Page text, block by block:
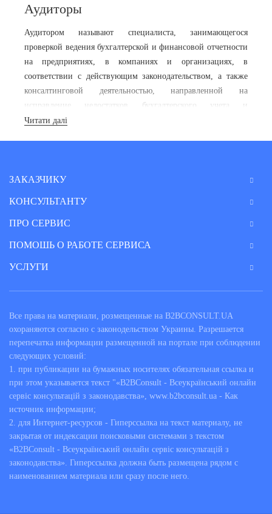
Аудиторы
Аудитором называют специалиста, занимающегося
проверкой ведения бухгалтерской и финансовой отчетности
на предприятиях, в компаниях и организациях, в
соответствии с действующим законодательством, а также
консалтинговой деятельностью, направленной на
исправление недостатков бухгалтерского учета и
оптимизацию расходов субъектов хозяйствования. Это –
финансовую деятельность предприятия.
услуг вы можете получить сегодня онлайн, на интернет-
сервисе консультаций по законодательству.
Услуги аудиторана сервисе B2B
Consult
специалистов на место для проверки финансово-
хозяйственной деятельности и бухгалтерской отчетности.
Но при должной подготовке клиента большую часть
вопросов можно решать и в онлайн-режиме, что поможет
предприятиям и организациям в проведении внутреннего
аудита и решении некоторых текущих вопросов. Быстрая
процедура онлайн предоставления консультаций онлайн
аудитором может проводиться с целью:
подготовки к сдаче налоговой отчетности;
оценки налоговых рисков;
подготовки документации для участия в тендере;
оценки реальной стоимости компании;
проверки квалификации бухгалтера и в других
Читати далі
ЗАКАЗЧИКУ
КОНСУЛЬТАНТУ
ПРО СЕРВИС
ПОМОШЬ О РАБОТЕ СЕРВИСА
УСЛУГИ
Все права на материали, розмещенные на B2BCONSULT.UA
охораняются согласно с законодельством Украины. Разрешается
перепечатка информации размещенной на портале при соблюдении
следующих условий:
1. при публикации на бумажных носителях обязательная ссылка и
при этом указывается текст "«B2BConsult - Всеукраїнський онлайн
сервіс консультацій з законодавства», www.b2bconsult.ua - Как
источник информации;
2. для Интернет-ресурсов - Гиперссылка на текст материалу, не
закрытая от индексации поисковыми системами з текстом
«B2BConsult - Всеукраїнський онлайн сервіс консультацій з
законодавства». Гиперссылка должна быть размещена рядом с
наименованием материала или сразу после него.